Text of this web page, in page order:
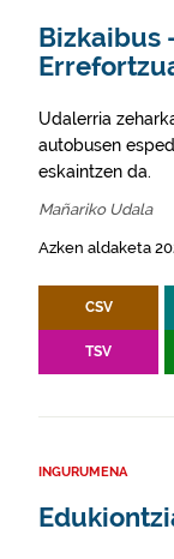
Bizkaibus
Udalerria
autobusen
eskaintzen da.
Mañariko Udala
Azken aldaketa
CSV
TSV
INGURUMENA